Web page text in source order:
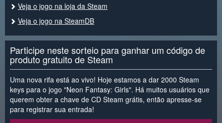
Veja o jogo na loja da Steam
Veja o jogo na SteamDB
Participe neste sorteio para ganhar um código de
produto gratuito de Steam
Uma nova rifa está ao vivo! Hoje estamos a dar 2000 Steam
keys para o jogo "Neon Fantasy: Girls". Há muitos usuários que
querem obter a chave de CD Steam grátis, então apresse-se
para registrar sua entrada!